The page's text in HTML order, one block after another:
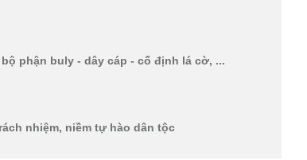
phận buly - dây cáp - cố định lá cờ, ...
nhiệm, niềm tự hào dân tộc